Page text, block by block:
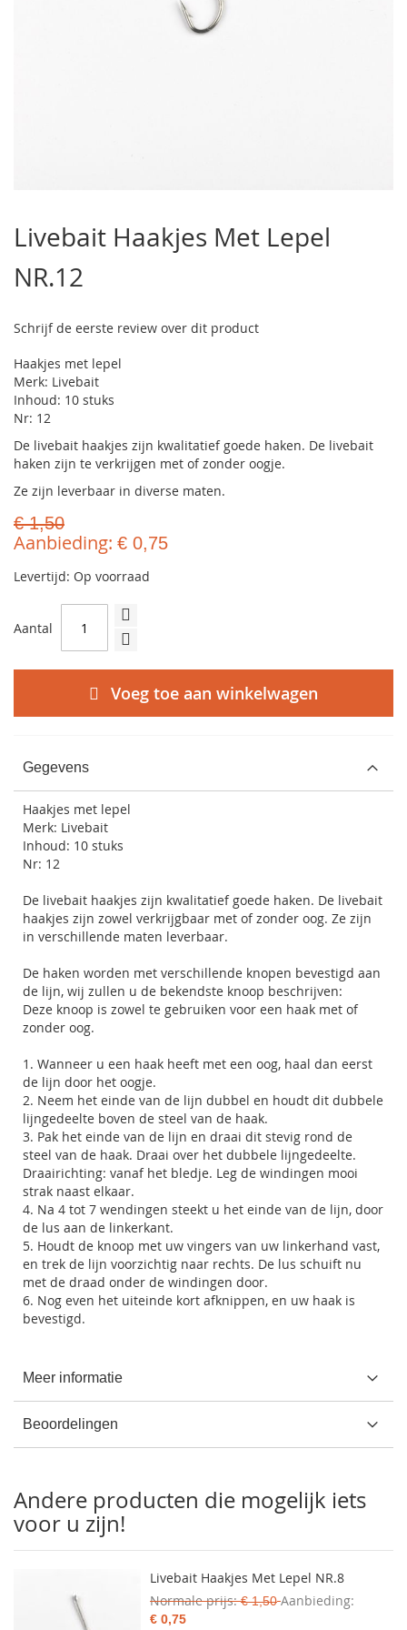
het
begin
van
de
gallerij
Livebait Haakjes Met Lepel
NR.12
Schrijf de eerste review over dit product
Haakjes met lepel
Merk: Livebait
Inhoud: 10 stuks
Nr: 12
De livebait haakjes zijn kwalitatief goede haken. De livebait
haken zijn te verkrijgen met of zonder oogje.
Ze zijn leverbaar in diverse maten.
€ 1,50
Aanbieding € 0,75
Levertijd: Op voorraad
Aantal
Voeg toe aan winkelwagen
Gegevens
Haakjes met lepel
Merk: Livebait
Inhoud: 10 stuks
Nr: 12
De livebait haakjes zijn kwalitatief goede haken. De livebait
haakjes zijn zowel verkrijgbaar met of zonder oog. Ze zijn
in verschillende maten leverbaar.
De haken worden met verschillende knopen bevestigd aan
de lijn, wij zullen u de bekendste knoop beschrijven:
Deze knoop is zowel te gebruiken voor een haak met of
zonder oog.
1. Wanneer u een haak heeft met een oog, haal dan eerst
de lijn door het oogje.
2. Neem het einde van de lijn dubbel en houdt dit dubbele
lijngedeelte boven de steel van de haak.
3. Pak het einde van de lijn en draai dit stevig rond de
steel van de haak. Draai over het dubbele lijngedeelte.
Draairichting: vanaf het bledje. Leg de windingen mooi
strak naast elkaar.
4. Na 4 tot 7 wendingen steekt u het einde van de lijn, door
de lus aan de linkerkant.
5. Houdt de knoop met uw vingers van uw linkerhand vast,
en trek de lijn voorzichtig naar rechts. De lus schuift nu
met de draad onder de windingen door.
6. Nog even het uiteinde kort afknippen, en uw haak is
bevestigd.
Meer informatie
Beoordelingen
Andere producten die mogelijk iets
voor u zijn!
Livebait Haakjes Met Lepel NR.8
Normale prijs € 1,50 Aanbieding
€ 0,75